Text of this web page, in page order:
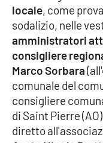
Società
Sport
RUBRICHE
Good Morning
locale, come
sodalizio, nelle
amministratori
consigliere
Marco Sorbara
comunale del
consigliere
di Saint Pierre
diretto